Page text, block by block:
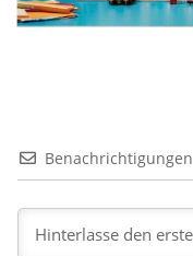
Benachrichtigungen